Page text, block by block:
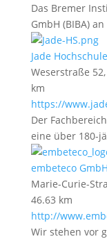
Das Bremer
GmbH (BIBA)
Jade
Weserstraße
km
https://
Der
eine über 180-
embeteco
Marie-Curie-
46.63 km
http://
Wir stehen vor